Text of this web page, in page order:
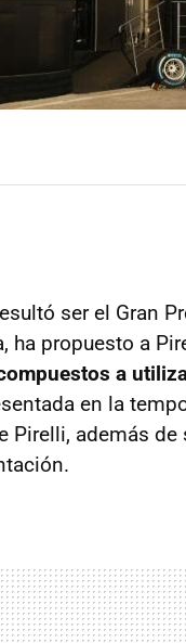
ser el Gran
ha propuesto a
a
en la
Pirelli, además